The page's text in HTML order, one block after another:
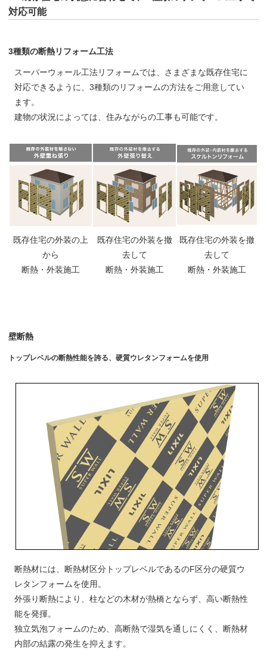
対応可能
3種類の断熱リフォーム工法
スーパーウォール工法リフォームでは、さまざまな既存住宅に
対応できるように、3種類のリフォームの方法をご用意してい
ます。
建物の状況によっては、住みながらの工事も可能です。
既存住宅の外装の上
から
断熱・外装施工
既存住宅の外装を撤
去して
断熱・外装施工
既存住宅の外装を撤
去して
断熱・外装施工
壁断熱
トップレベルの断熱性能を誇る、硬質ウレタンフォームを使用
断熱材には、断熱材区分トップレベルであるのF区分の硬質ウ
レタンフォームを使用。
外張り断熱により、柱などの木材が熱橋とならず、高い断熱性
能を発揮。
独立気泡フォームのため、高断熱で湿気を通しにくく、断熱材
内部の結露の発生を抑えます。